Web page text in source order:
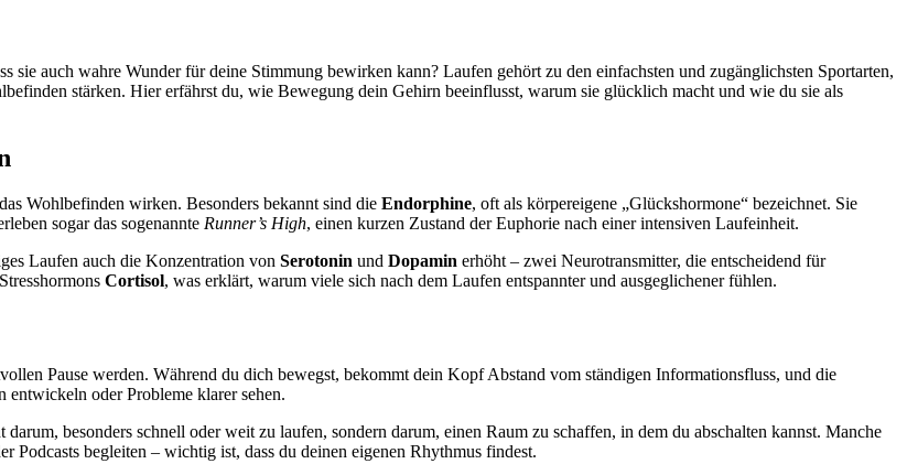
sie auch wahre Wunder für deine Stimmung bewirken kann? Laufen gehört zu den einfachsten und zugänglichsten Sportarten,
stärken. Hier erfährst du, wie Bewegung dein Gehirn beeinflusst, warum sie glücklich macht und wie du sie als
Wohlbefinden wirken. Besonders bekannt sind die Endorphine, oft als körpereigene „Glückshormone“ bezeichnet. Sie
sogar das sogenannte Runner’s High, einen kurzen Zustand der Euphorie nach einer intensiven Laufeinheit.
Laufen auch die Konzentration von Serotonin und Dopamin erhöht – zwei Neurotransmitter, die entscheidend für
Cortisol, was erklärt, warum viele sich nach dem Laufen entspannter und ausgeglichener fühlen.
Pause werden. Während du dich bewegst, bekommt dein Kopf Abstand vom ständigen Informationsfluss, und die
entwickeln oder Probleme klarer sehen.
besonders schnell oder weit zu laufen, sondern darum, einen Raum zu schaffen, in dem du abschalten kannst. Manche
Podcasts begleiten – wichtig ist, dass du deinen eigenen Rhythmus findest.